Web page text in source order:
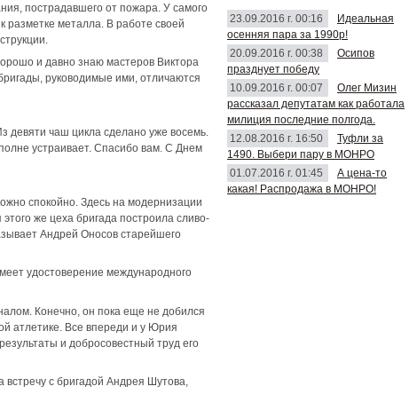
пострадавшего от пожара. У самого
разметке металла. В работе своей
и давно знаю мастеров Виктора
руководимые ими, отличаются
девяти чаш цикла сделано уже восемь.
устраивает. Спасибо вам. С Днем
спокойно. Здесь на модернизации
же цеха бригада построила сливо-
Андрей Оносов старейшего
удостоверение международного
Конечно, он пока еще не добился
атлетике. Все впереди и у Юрия
и добросовестный труд его
с бригадой Андрея Шутова,
23.09.2016 г. 00:16
Идеальная
осенняя пара за 1990р!
20.09.2016 г. 00:38
Осипов
празднует победу
10.09.2016 г. 00:07
Олег Мизин
рассказал депутатам как работала
милиция последние полгода.
12.08.2016 г. 16:50
Туфли за
1490. Выбери пару в МОНРО
01.07.2016 г. 01:45
А цена-то
какая! Распродажа в МОНРО!